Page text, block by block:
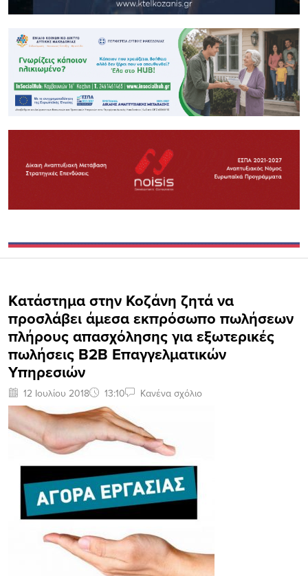
Kατάστημα στην Κοζάνη ζητά να
προσλάβει άμεσα εκπρόσωπο πωλήσεων
πλήρους απασχόλησης για εξωτερικές
πωλήσεις B2B Επαγγελματικών
Υπηρεσιών
12 Ιουλίου 2018 13:10 Κανένα σχόλιο